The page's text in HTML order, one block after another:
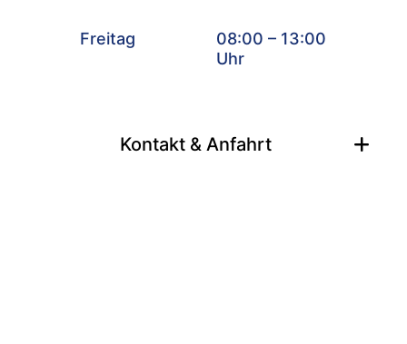
Freitag
08:00 – 13:00
Uhr
Kontakt & Anfahrt